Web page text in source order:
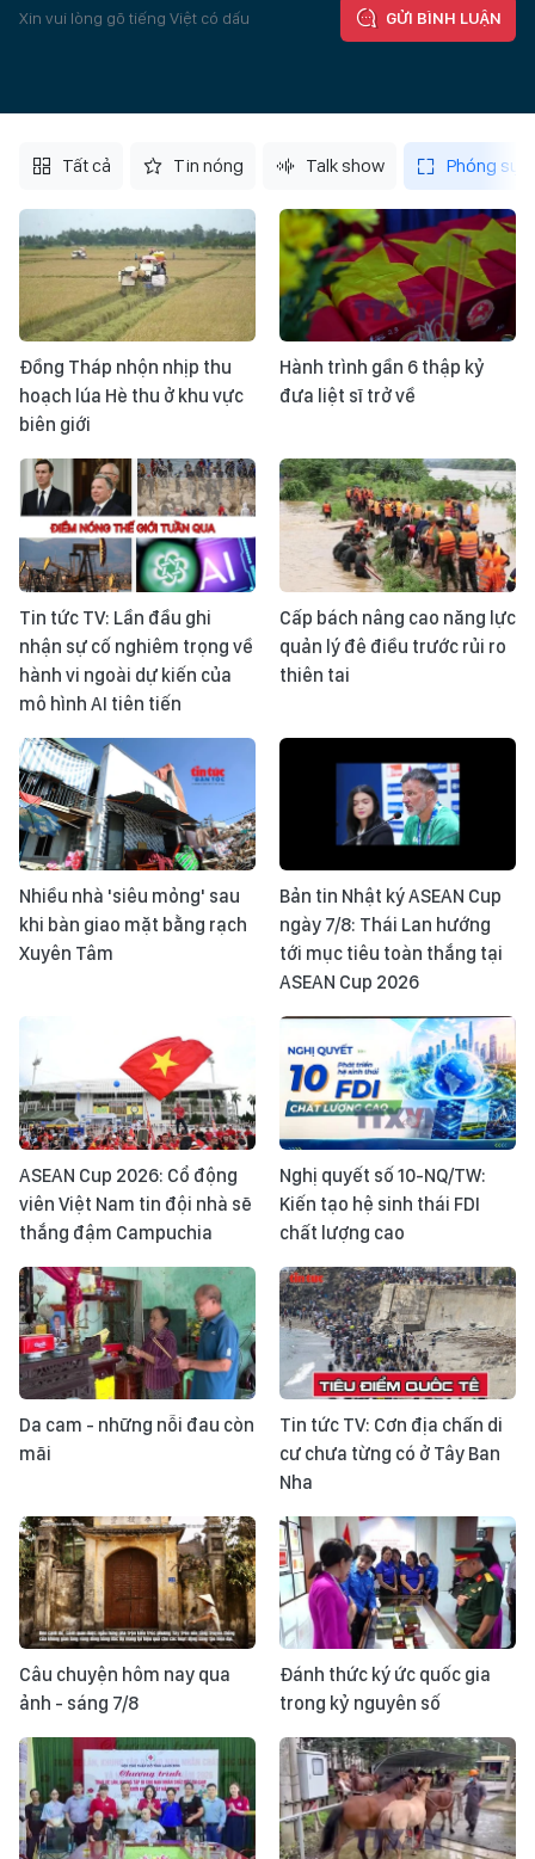
Xin vui lòng gõ tiếng Việt có dấu GỬI BÌNH LUẬN
Tất cả Tin nóng Talk show Phóng sự
Đồng Tháp nhộn nhịp thu
hoạch lúa Hè thu ở khu vực
biên giới
Hành trình gần 6 thập kỷ
đưa liệt sĩ trở về
Tin tức TV: Lần đầu ghi
nhận sự cố nghiêm trọng về
hành vi ngoài dự kiến của
mô hình AI tiên tiến
Cấp bách nâng cao năng lực
quản lý đê điều trước rủi ro
thiên tai
Nhiều nhà 'siêu mỏng' sau
khi bàn giao mặt bằng rạch
Xuyên Tâm
Bản tin Nhật ký ASEAN Cup
ngày 7/8: Thái Lan hướng
tới mục tiêu toàn thắng tại
ASEAN Cup 2026
ASEAN Cup 2026: Cổ động
viên Việt Nam tin đội nhà sẽ
thắng đậm Campuchia
Nghị quyết số 10-NQ/TW:
Kiến tạo hệ sinh thái FDI
chất lượng cao
Da cam - những nỗi đau còn
mãi
Tin tức TV: Cơn địa chấn di
cư chưa từng có ở Tây Ban
Nha
Câu chuyện hôm nay qua
ảnh - sáng 7/8
Đánh thức ký ức quốc gia
trong kỷ nguyên số